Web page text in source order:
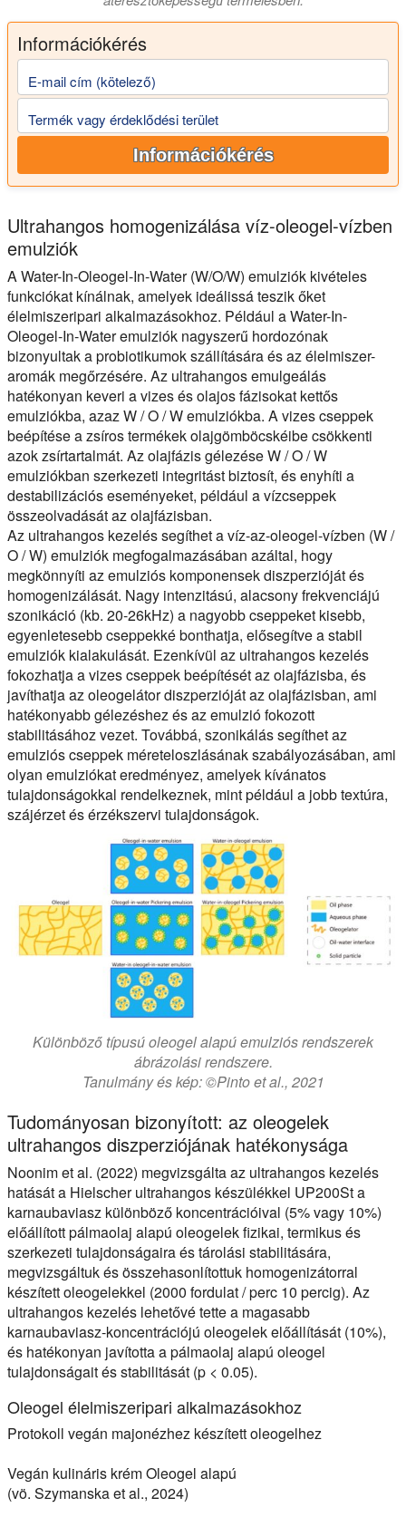
Információkérés
E-mail cím (kötelező)
Termék vagy érdeklődési terület
Információkérés
Ultrahangos homogenizálása víz-oleogel-vízben
emulziók
A Water-In-Oleogel-In-Water (W/O/W) emulziók kivételes
funkciókat kínálnak, amelyek ideálissá teszik őket
élelmiszeripari alkalmazásokhoz. Például a Water-In-
Oleogel-In-Water emulziók nagyszerű hordozónak
bizonyultak a probiotikumok szállítására és az élelmiszer-
aromák megőrzésére. Az ultrahangos emulgeálás
hatékonyan keveri a vizes és olajos fázisokat kettős
emulziókba, azaz W / O / W emulziókba. A vizes cseppek
beépítése a zsíros termékek olajgömböcskéibe csökkenti
azok zsírtartalmát. Az olajfázis gélezése W / O / W
emulziókban szerkezeti integritást biztosít, és enyhíti a
destabilizációs eseményeket, például a vízcseppek
összeolvadását az olajfázisban.
Az ultrahangos kezelés segíthet a víz-az-oleogel-vízben (W /
O / W) emulziók megfogalmazásában azáltal, hogy
megkönnyíti az emulziós komponensek diszperzióját és
homogenizálását. Nagy intenzitású, alacsony frekvenciájú
szonikáció (kb. 20-26kHz) a nagyobb cseppeket kisebb,
egyenletesebb cseppekké bonthatja, elősegítve a stabil
emulziók kialakulását. Ezenkívül az ultrahangos kezelés
fokozhatja a vizes cseppek beépítését az olajfázisba, és
javíthatja az oleogelátor diszperzióját az olajfázisban, ami
hatékonyabb gélezéshez és az emulzió fokozott
stabilitásához vezet. Továbbá, szonikálás segíthet az
emulziós cseppek méreteloszlásának szabályozásában, ami
olyan emulziókat eredményez, amelyek kívánatos
tulajdonságokkal rendelkeznek, mint például a jobb textúra,
szájérzet és érzékszervi tulajdonságok.
Különböző típusú oleogel alapú emulziós rendszerek
ábrázolási rendszere.
Tanulmány és kép: ©Pinto et al., 2021
Tudományosan bizonyított: az oleogelek
ultrahangos diszperziójának hatékonysága
Noonim et al. (2022) megvizsgálta az ultrahangos kezelés
hatását a Hielscher ultrahangos készülékkel UP200St a
karnaubaviasz különböző koncentrációival (5% vagy 10%)
előállított pálmaolaj alapú oleogelek fizikai, termikus és
szerkezeti tulajdonságaira és tárolási stabilitására,
megvizsgáltuk és összehasonlítottuk homogenizátorral
készített oleogelekkel (2000 fordulat / perc 10 percig). Az
ultrahangos kezelés lehetővé tette a magasabb
karnaubaviasz-koncentrációjú oleogelek előállítását (10%),
és hatékonyan javította a pálmaolaj alapú oleogel
tulajdonságait és stabilitását (p < 0.05).
Oleogel élelmiszeripari alkalmazásokhoz
Protokoll vegán majonézhez készített oleogelhez
Vegán kulináris krém Oleogel alapú
(vö. Szymanska et al., 2024)